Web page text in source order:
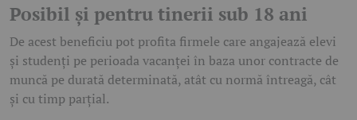
Posibil și pentru tinerii sub 18 ani
De acest beneficiu pot profita firmele care angajează elevi
și studenți pe perioada vacanței în baza unor contracte de
muncă pe durată determinată, atât cu normă întreagă, cât
și cu timp parțial.